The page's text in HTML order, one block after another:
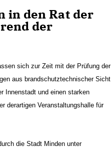
in den Rat der
der
sich zur Zeit mit der Prüfung der
aus brandschutztechnischer Sicht
Innenstadt und einen starken
derartigen Veranstaltungshalle für
die Stadt Minden unter